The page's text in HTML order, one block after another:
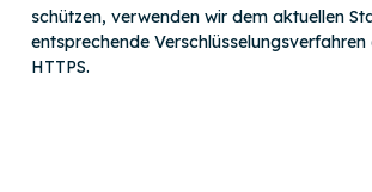
schützen, verwenden wir dem aktuellen
entsprechende Verschlüsselungsverfahren
HTTPS.